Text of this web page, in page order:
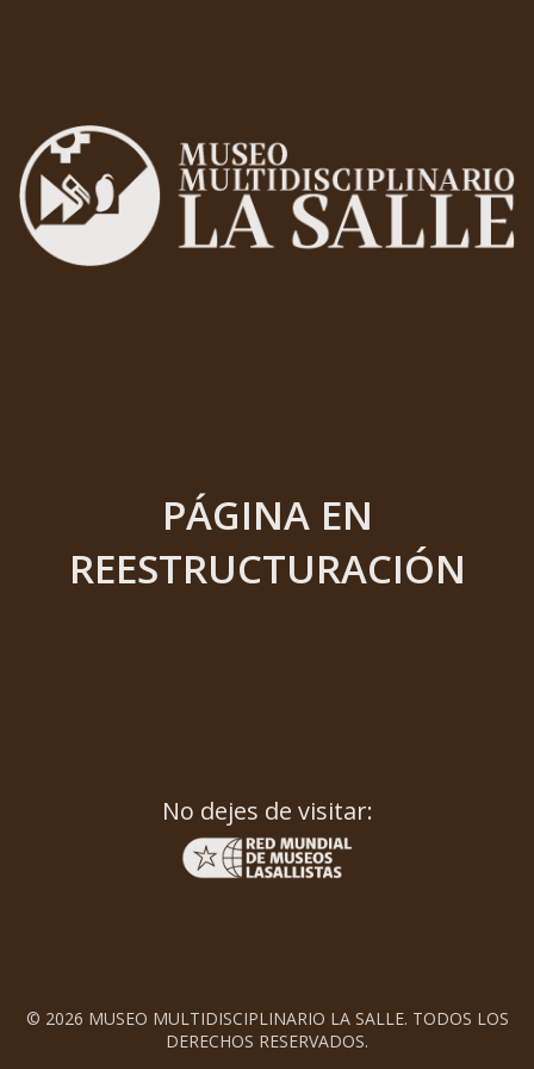
PÁGINA EN
REESTRUCTURACIÓN
No dejes de visitar:
© 2026 MUSEO MULTIDISCIPLINARIO LA SALLE. TODOS LOS
DERECHOS RESERVADOS.